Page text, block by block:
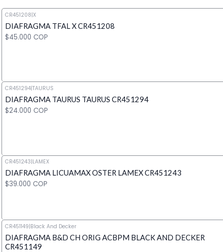
CR451208|X
DIAFRAGMA TFAL X CR451208
$45.000 COP
Cantidad
CR451294|TAURUS
DIAFRAGMA TAURUS TAURUS CR451294
$24.000 COP
Cantidad
CR451243|LAMEX
DIAFRAGMA LICUAMAX OSTER LAMEX CR451243
$39.000 COP
Cantidad
CR451149|Black And Decker
DIAFRAGMA B&D CH ORIG ACBPM BLACK AND DECKER
CR451149